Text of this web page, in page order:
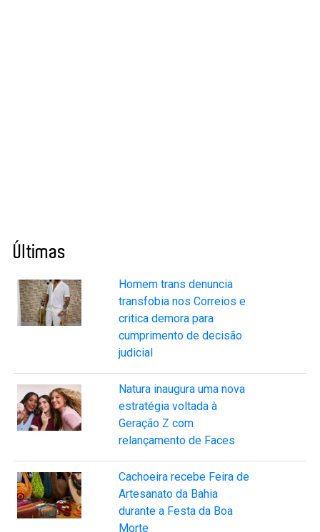
Últimas
Homem trans denuncia
transfobia nos Correios e
critica demora para
cumprimento de decisão
judicial
Natura inaugura uma nova
estratégia voltada à
Geração Z com
relançamento de Faces
Cachoeira recebe Feira de
Artesanato da Bahia
durante a Festa da Boa
Morte